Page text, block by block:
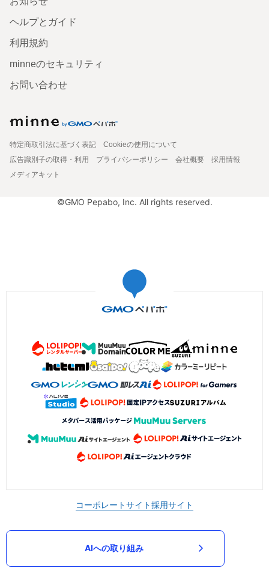
ヘルプとガイド
利用規約
minneのセキュリティ
お問い合わせ
特定商取引法に基づく表記
Cookieの使用について
広告識別子の取得・利用
プライバシーポリシー 会社概要
採用情報
メディアキット
©GMO Pepabo, Inc. All rights reserved.
コーポレートサイト採用サイト
AIへの取り組み